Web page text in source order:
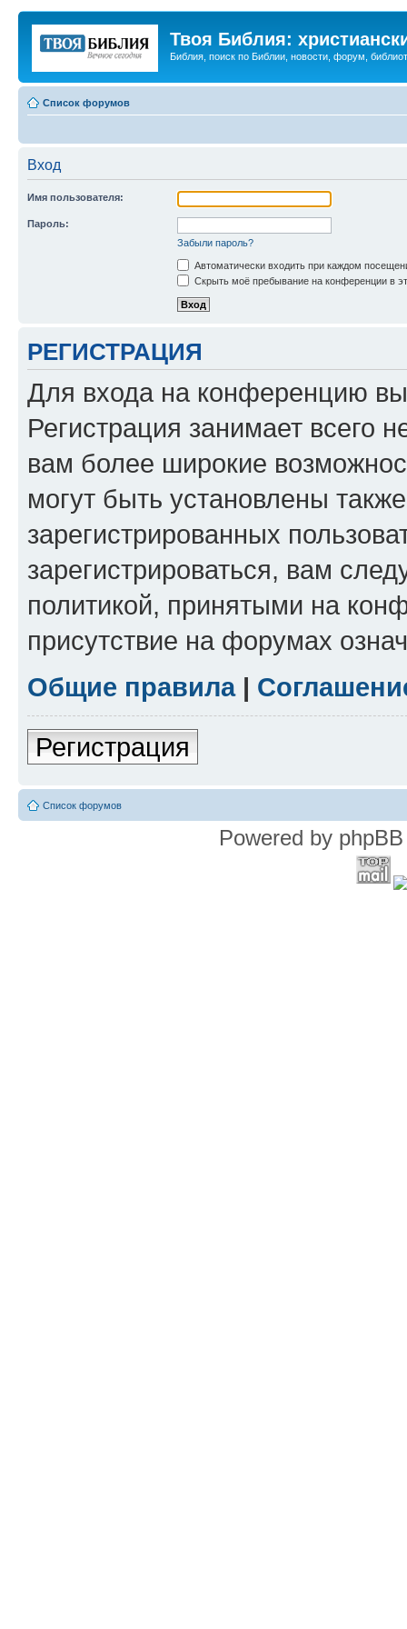
Твоя Библия:
Библия, поиск по Библии, новости, форум,
Список форумов
Вход
Имя пользователя:
Пароль:
Забыли пароль?
Автоматически входить при каждом
Скрыть моё пребывание на конференции в
РЕГИСТРАЦИЯ
Для входа на конференцию
Регистрация занимает всего
вам более широкие
могут быть установлены
зарегистрированных
зарегистрироваться, вам
политикой, принятыми на
присутствие на форумах
Общие правила|
Регистрация
Список форумов
Powered by